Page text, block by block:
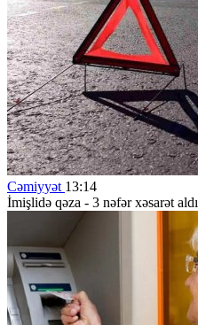
Cəmiyyət 13:14
İmişlidə qəza - 3 nəfər xəsarət aldı